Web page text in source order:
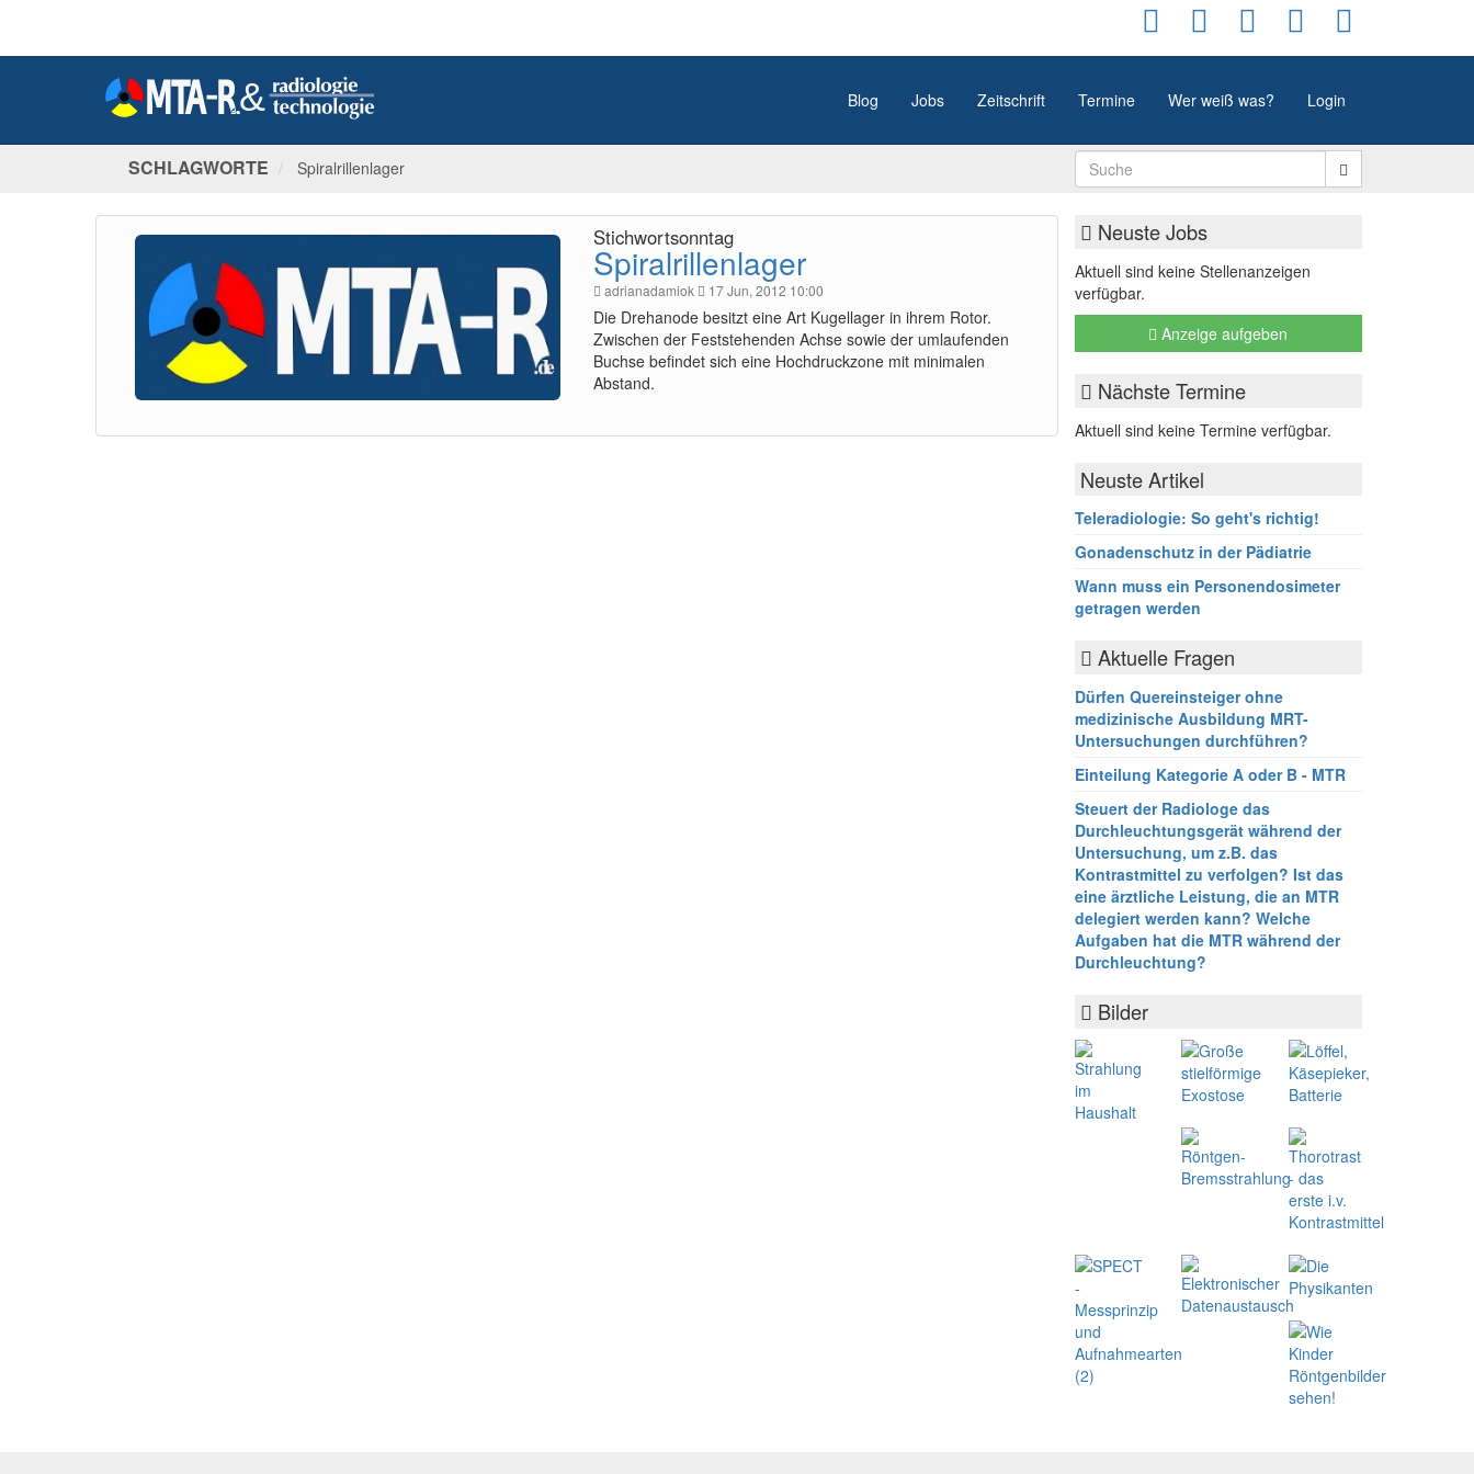
Blog Jobs Zeitschrift Termine Wer weiß was? Login
SCHLAGWORTE Spiralrillenlager
Stichwortsonntag
Spiralrillenlager
adrianadamiok 17 Jun, 2012 10:00
Die Drehanode besitzt eine Art Kugellager in ihrem Rotor.
Zwischen der Feststehenden Achse sowie der umlaufenden
Buchse befindet sich eine Hochdruckzone mit minimalen
Abstand.
Neuste Jobs
Aktuell sind keine Stellenanzeigen
verfügbar.
Anzeige aufgeben
Nächste Termine
Aktuell sind keine Termine verfügbar.
Neuste Artikel
Teleradiologie: So geht's richtig!
Gonadenschutz in der Pädiatrie
Wann muss ein Personendosimeter
getragen werden
Aktuelle Fragen
Dürfen Quereinsteiger ohne
medizinische Ausbildung MRT-
Untersuchungen durchführen?
Einteilung Kategorie A oder B - MTR
Steuert der Radiologe das
Durchleuchtungsgerät während der
Untersuchung, um z.B. das
Kontrastmittel zu verfolgen? Ist das
eine ärztliche Leistung, die an MTR
delegiert werden kann? Welche
Aufgaben hat die MTR während der
Durchleuchtung?
Bilder